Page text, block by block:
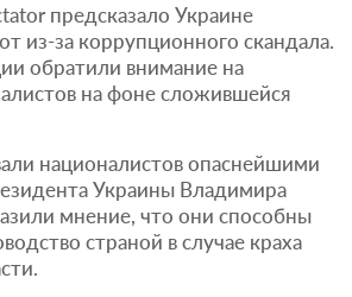
предсказало Украине
из-за коррупционного скандала.
обратили внимание на
на фоне сложившейся
националистов опаснейшими
Украины Владимира
мнение, что они способны
страной в случае краха